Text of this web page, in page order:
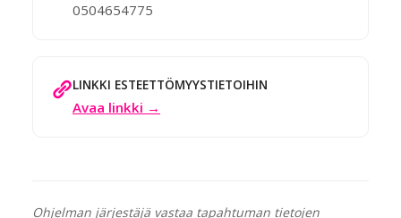
0504654775
LINKKI ESTEETTÖMYYSTIETOIHIN
Avaa linkki →
Ohjelman järjestäjä vastaa tapahtuman tietojen